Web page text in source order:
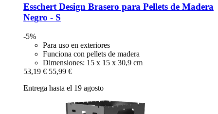
Esschert Design Brasero para Pellets de Madera
Negro -​ S
-5%
Para uso en exteriores
Funciona con pellets de madera
Dimensiones: 15 x 15 x 30,9 cm
53,19 € 55,99 €
Entrega hasta el 19 agosto